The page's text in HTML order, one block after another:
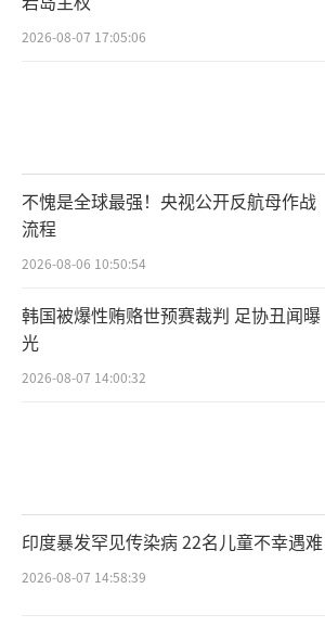
2026-08-07 17:05:06
不愧是全球最强！央视公开反航母作战
流程
2026-08-06 10:50:54
韩国被爆性贿赂世预赛裁判 足协丑闻曝
光
2026-08-07 14:00:32
印度暴发罕见传染病 22名儿童不幸遇难
2026-08-07 14:58:39